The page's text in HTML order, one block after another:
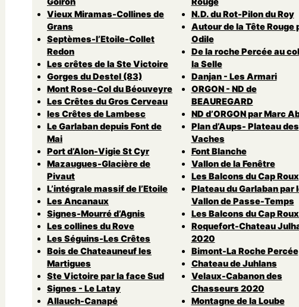
Vieux Miramas-Collines de
Grans
Septèmes-l’Etoile-Collet
Redon
Les crêtes de la Ste Victoire
Gorges du Destel (83)
Mont Rose-Col du Béouveyre
Les Crêtes du Gros Cerveau
les Crêtes de Lambesc
Le Garlaban depuis Font de
Mai
Port d’Alon-Vigie St Cyr
Mazaugues-Glacière de
Pivaut
L’intégrale massif de l’Etoile
Les Ancanaux
Signes-Mourré d’Agnis
Les collines du Rove
Les Séguins-Les Crêtes
Bois de Chateauneuf les
Martigues
Ste Victoire par la face Sud
Signes - Le Latay
Allauch-Canapé
N.D. du Rot-Pilon du Roy
Autour de la Tête Rouge
Odile
De la roche Percée au
la Selle
Danjan - Les Armari
ORGON - ND de
BEAUREGARD
ND d’ORGON par Marc
Plan d’Aups- Plateau des
Vaches
Font Blanche
Vallon de la Fenêtre
Les Balcons du Cap Roux
Plateau du Garlaban par
Vallon de Passe-Temps
Les Balcons du Cap
Roquefort-Chateau
2020
Bimont-La Roche Percée
Chateau de Juhlans
Velaux-Cabanon des
Chasseurs 2020
Montagne de la Loube